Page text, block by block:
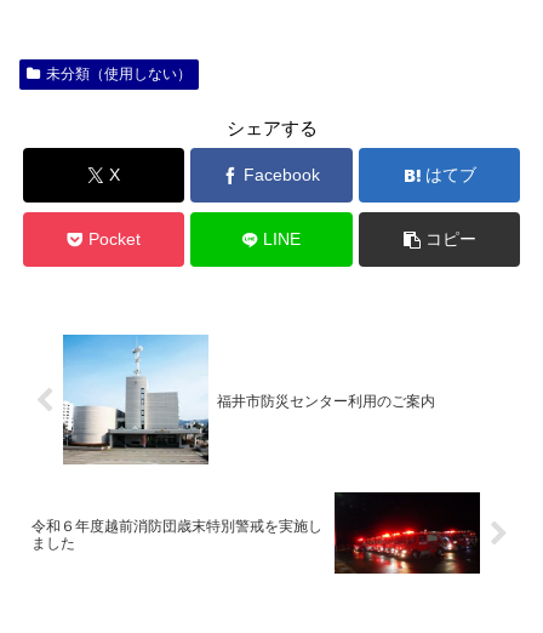
未分類（使用しない）
シェアする
X Facebook はてブ
Pocket LINE コピー
福井市防災センター利用のご案内
令和６年度越前消防団歳末特別警戒を実施し
ました